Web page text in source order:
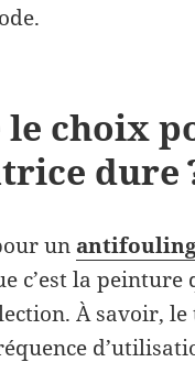
choix
dure
un
c’est la
À savoir,